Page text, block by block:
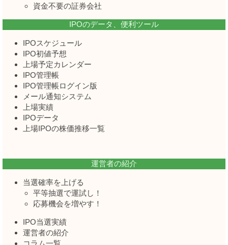
資金不要の証券会社
IPOのデータ、便利ツール
IPOスケジュール
IPO初値予想
上場予定カレンダー
IPO管理帳
IPO管理帳ログイン版
メール通知システム
上場実績
IPOデータ
上場IPOの株価推移一覧
運営者の紹介
当選確率を上げる
平等抽選で運試し！
応募機会を増やす！
IPO当選実績
運営者の紹介